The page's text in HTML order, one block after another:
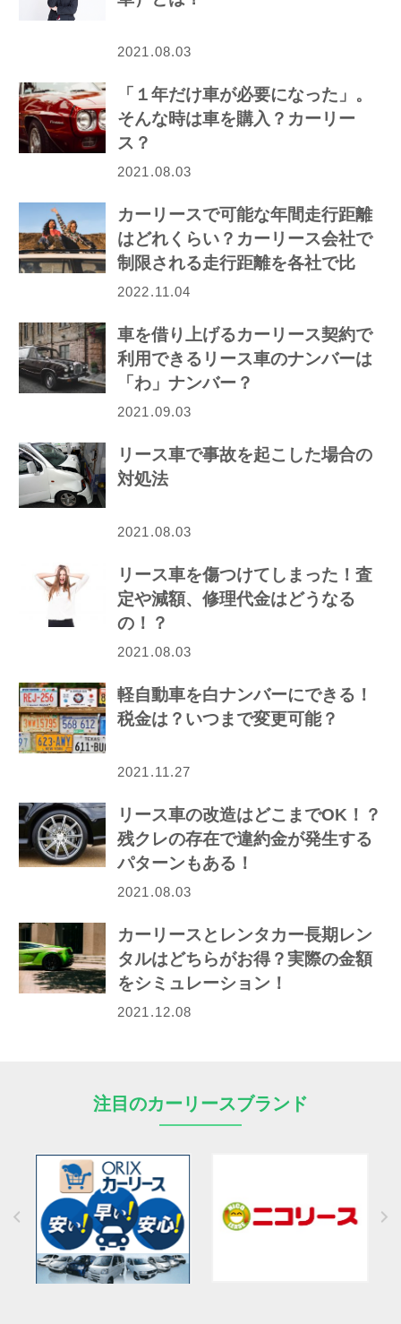
2021.08.03
「１年だけ車が必要になった」。
そんな時は車を購入？カーリー
ス？
2021.08.03
カーリースで可能な年間走行距離
はどれくらい？カーリース会社で
制限される走行距離を各社で比
較！
2022.11.04
車を借り上げるカーリース契約で
利用できるリース車のナンバーは
「わ」ナンバー？
2021.09.03
リース車で事故を起こした場合の
対処法
2021.08.03
リース車を傷つけてしまった！査
定や減額、修理代金はどうなる
の！？
2021.08.03
軽自動車を白ナンバーにできる！
税金は？いつまで変更可能？
2021.11.27
リース車の改造はどこまでOK！？
残クレの存在で違約金が発生する
パターンもある！
2021.08.03
カーリースとレンタカー長期レン
タルはどちらがお得？実際の金額
をシミュレーション！
2021.12.08
注目のカーリースブランド